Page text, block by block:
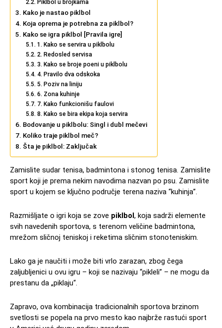
Piklbol u brojkama
Kako je nastao piklbol
Koja oprema je potrebna za piklbol?
Kako se igra piklbol [Pravila igre]
1. Kako se servira u piklbolu
2. Redosled servisa
3. Kako se broje poeni u piklbolu
4. Pravilo dva odskoka
5. Poziv na liniju
6. Zona kuhinje
7. Kako funkcionišu faulovi
8. Kako se bira ekipa koja servira
Bodovanje u piklbolu: Singl i dubl mečevi
Koliko traje piklbol meč?
Šta je piklbol: Zaključak
Zamislite sudar tenisa, badmintona i stonog tenisa. Zamislite
sport koji je prema nekim navodima nazvan po psu. Zamislite
sport u kojem se ključno područje terena naziva “kuhinja”.
Razmišljate o igri koja se zove piklbol, koja sadrži elemente
svih navedenih sportova, s terenom veličine badmintona,
mrežom sličnoj teniskoj i reketima sličnim stonoteniskim.
Lako ga je naučiti i može biti vrlo zarazan, zbog čega
zaljubljenici u ovu igru – koji se nazivaju “pikleli” – ne mogu da
prestanu da „piklaju“.
Zapravo, ova kombinacija tradicionalnih sportova brzinom
svetlosti se popela na prvo mesto kao najbrže rastući sport